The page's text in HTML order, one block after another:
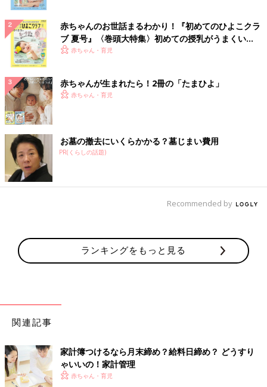
赤ちゃんのお世話まるわかり！『初めてのひよこクラ
ブ 夏号』〈巻頭大特集〉初めての授乳がうまくい
く！ おっぱい・ミルクの基本と夏のトラブル 解決テ
赤ちゃん・育児
赤ちゃんが生まれたら！2冊の「たまひよ」
赤ちゃん・育児
お墓の撤去にいくらかかる？墓じまい費用
PR(くらしの話題)
Recommended by
ランキングをもっと見る
関連記事
家計簿つけるなら月末締め？給料日締め？ どうすり
ゃいいの！家計管理
赤ちゃん・育児